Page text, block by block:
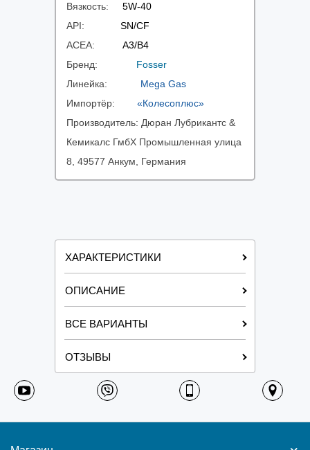
Вязкость: 5W-40
API: SN/CF
ACEA: A3/B4
Бренд: Fosser
Линейка: Mega Gas
Импортёр: «Колесоплюс»
Производитель: Дюран Лубрикантс &
Кемикалс ГмбХ Промышленная улица
8, 49577 Анкум, Германия
ХАРАКТЕРИСТИКИ
ОПИСАНИЕ
ВСЕ ВАРИАНТЫ
ОТЗЫВЫ